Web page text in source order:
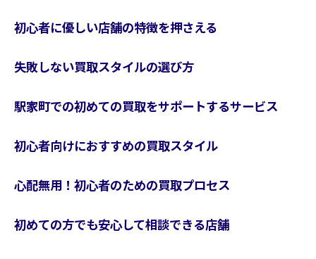
初心者に優しい店舗の特徴を押さえる
失敗しない買取スタイルの選び方
駅家町での初めての買取をサポートするサービス
初心者向けにおすすめの買取スタイル
心配無用！初心者のための買取プロセス
初めての方でも安心して相談できる店舗